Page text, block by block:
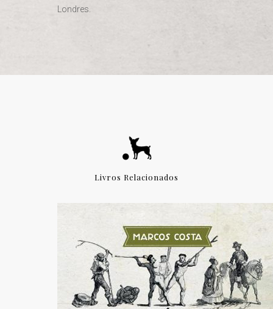
Londres.
Livros Relacionados